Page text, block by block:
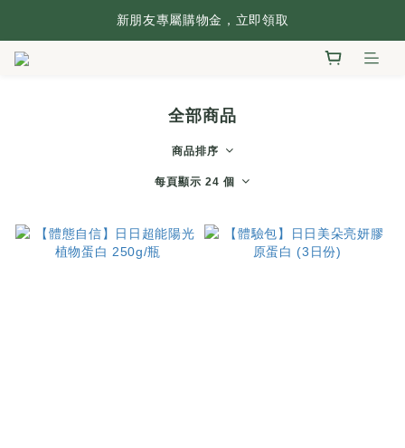
台灣本島滿2,500元享免運，搶先逛逛🛒
新朋友專屬購物金，立即領取
全部商品
商品排序
每頁顯示 24 個